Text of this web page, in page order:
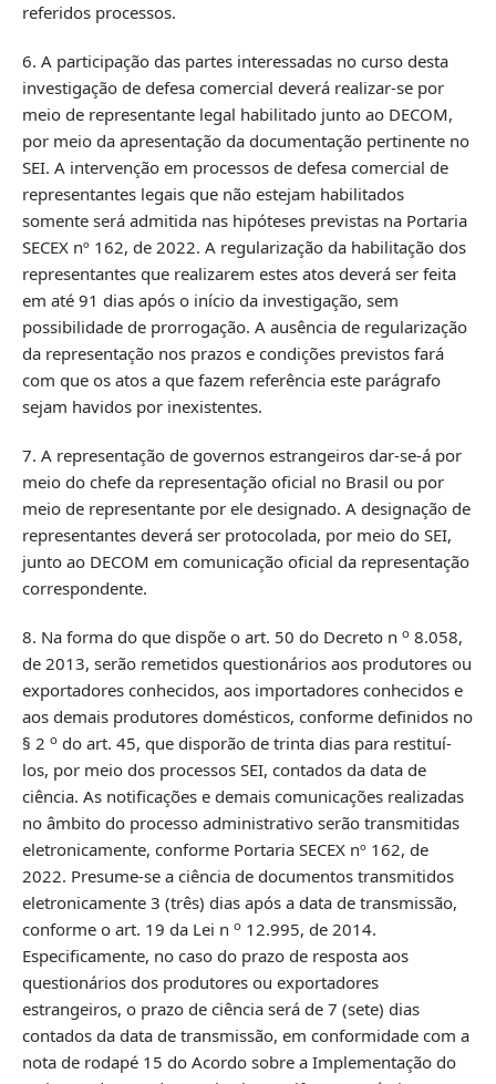
referidos processos.
6. A participação das partes interessadas no curso desta
investigação de defesa comercial deverá realizar-se por
meio de representante legal habilitado junto ao DECOM,
por meio da apresentação da documentação pertinente no
SEI. A intervenção em processos de defesa comercial de
representantes legais que não estejam habilitados
somente será admitida nas hipóteses previstas na Portaria
SECEX nº 162, de 2022. A regularização da habilitação dos
representantes que realizarem estes atos deverá ser feita
em até 91 dias após o início da investigação, sem
possibilidade de prorrogação. A ausência de regularização
da representação nos prazos e condições previstos fará
com que os atos a que fazem referência este parágrafo
sejam havidos por inexistentes.
7. A representação de governos estrangeiros dar-se-á por
meio do chefe da representação oficial no Brasil ou por
meio de representante por ele designado. A designação de
representantes deverá ser protocolada, por meio do SEI,
junto ao DECOM em comunicação oficial da representação
correspondente.
8. Na forma do que dispõe o art. 50 do Decreto n o 8.058,
de 2013, serão remetidos questionários aos produtores ou
exportadores conhecidos, aos importadores conhecidos e
aos demais produtores domésticos, conforme definidos no
§ 2 o do art. 45, que disporão de trinta dias para restituí-
los, por meio dos processos SEI, contados da data de
ciência. As notificações e demais comunicações realizadas
no âmbito do processo administrativo serão transmitidas
eletronicamente, conforme Portaria SECEX nº 162, de
2022. Presume-se a ciência de documentos transmitidos
eletronicamente 3 (três) dias após a data de transmissão,
conforme o art. 19 da Lei n o 12.995, de 2014.
Especificamente, no caso do prazo de resposta aos
questionários dos produtores ou exportadores
estrangeiros, o prazo de ciência será de 7 (sete) dias
contados da data de transmissão, em conformidade com a
nota de rodapé 15 do Acordo sobre a Implementação do